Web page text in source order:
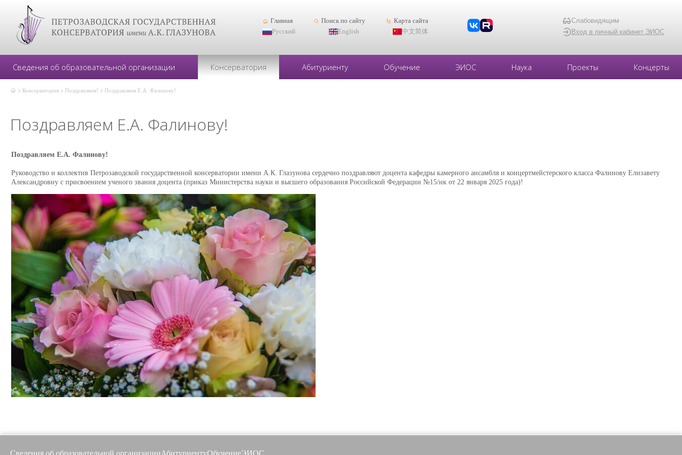
Главная Поиск по сайту
Карта сайта
Русский
English 中文简体
Слабовидящим
Вход в личный кабинет ЭИОС
Сведения об образовательной организации Консерватория Абитуриенту Обучение ЭИОС Наука Проекты Концерты
Консерватория Поздравляем! Поздравляем Е.А. Фалинову!
Поздравляем Е.А. Фалинову!
Поздравляем Е.А. Фалинову!
Руководство и коллектив Петрозаводской государственной консерватории имени А.К. Глазунова сердечно поздравляют доцента кафедры камерного ансамбля и концертмейстерского класса Фалинову Елизавету
Александровну с присвоением ученого звания доцента (приказ Министерства науки и высшего образования Российской Федерации №15/нк от 22 января 2025 года)!